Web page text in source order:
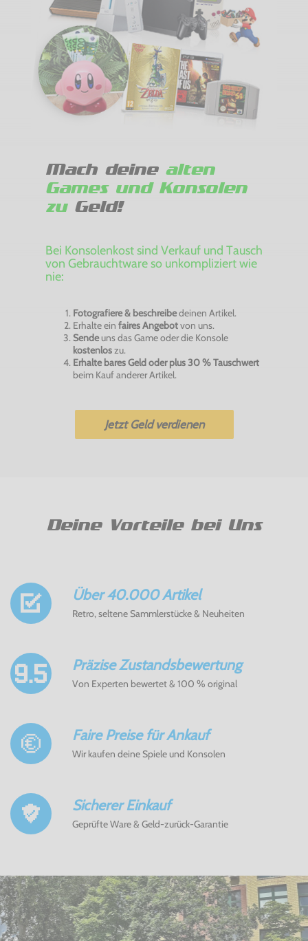
Mach deine alten
Games und Konsolen
zuGeld!
Bei Konsolenkost sind Verkauf und Tausch
von Gebrauchtware so unkompliziert wie
nie:
Fotografiere & beschreibedeinen Artikel.
Erhalte ein faires Angebotvon uns.
Sendeuns das Game oder die Konsole
kostenloszu.
Erhalte bares Geld oder plus 30 % Tauschwert
beim Kauf anderer Artikel.
Jetzt Geld verdienen
Deine Vorteile bei Uns
Über 40.000 Artikel
Retro, seltene Sammlerstücke & Neuheiten
Präzise Zustandsbewertung
Von Experten bewertet & 100 % original
Faire Preise für Ankauf
Wir kaufen deine Spiele und Konsolen
Sicherer Einkauf
Geprüfte Ware & Geld-zurück-Garantie